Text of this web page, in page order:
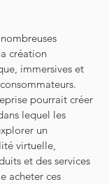
création
immersives et
pourrait créer
lequel les
un
virtuelle,
et des services
acheter ces